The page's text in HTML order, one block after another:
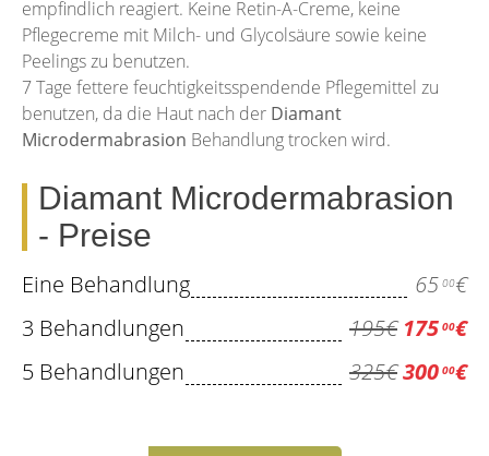
empfindlich reagiert. Keine Retin-A-Creme, keine
Pflegecreme mit Milch- und Glycolsäure sowie keine
Peelings zu benutzen.
7 Tage fettere feuchtigkeitsspendende Pflegemittel zu
benutzen, da die Haut nach der Diamant
Microdermabrasion Behandlung trocken wird.
Diamant Microdermabrasion
- Preise
Eine Behandlung 65 00€
3 Behandlungen
195€ 175 00€
5 Behandlungen
325€300 00€